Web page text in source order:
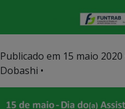
Publicado em 15 maio 2020
Dobashi •